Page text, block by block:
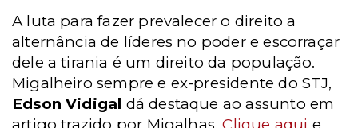
A luta para fazer prevalecer o direito a
alternância de líderes no poder e escorraçar
dele a tirania é um direito da população.
Migalheiro sempre e ex-presidente do STJ,
Edson Vidigal dá destaque ao assunto em